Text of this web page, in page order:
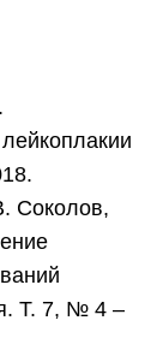
Соколов,
Т. 7, № 4 –